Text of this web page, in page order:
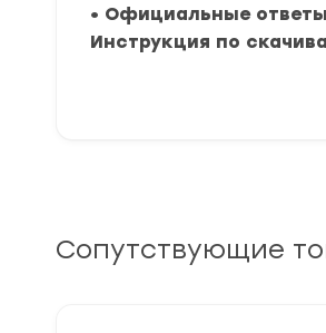
• Официальные
Инструкция по
Сопутствующие